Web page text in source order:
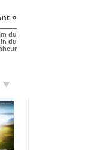
»
du
du